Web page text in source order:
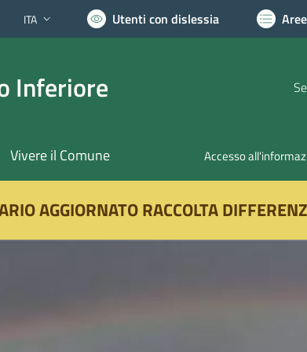
Lingua attiva:
ITA Utenti con dislessia
Inferiore
Vivere il Comune Accesso
AGGIORNATO RACCOLTA